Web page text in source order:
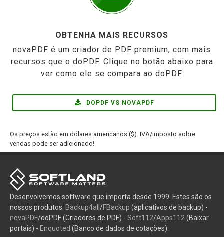
OBTENHA MAIS RECURSOS
novaPDF é um criador de PDF premium, com mais
recursos que o doPDF. Clique no botão abaixo para
ver como ele se compara ao doPDF.
DOPDF VS NOVAPDF
Os preços estão em dólares americanos ($). IVA/imposto sobre
vendas pode ser adicionado!
Desenvolvemos software que importa desde 1999. Estes são os
nossos produtos: Backup4all /FBackup (aplicativos de backup) -
novaPDF/doPDF (Criadores de PDF) - Soft112/Apps112 (Baixar
portais) - Enquoted (Banco de dados de cotações).